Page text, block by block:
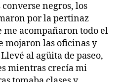
negros, los
por la pertinaz
acompañaron todo el
mojaron las oficinas y
al agüita de paseo,
mientras crecía mi